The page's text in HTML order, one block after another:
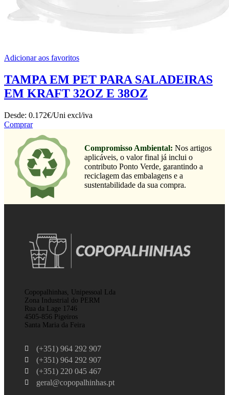
Adicionar aos favoritos
TAMPA EM PET PARA SALADEIRAS
EM KRAFT 32OZ E 38OZ
Desde: 0.172€/Uni excl/iva
Comprar
Compromisso Ambiental: Nos artigos
aplicáveis, o valor final já inclui o
contributo Ponto Verde, garantindo a
reciclagem das embalagens e a
sustentabilidade da sua compra.
Copopalhinhas, Unipessoal Lda
Zona Industrial do PERM
Rua da Lage 1746
4505-856 Pigeiros
Santa Maria da Feira
(+351) 964 292 907
(+351) 964 292 907
(+351) 220 045 467
geral@copopalhinhas.pt